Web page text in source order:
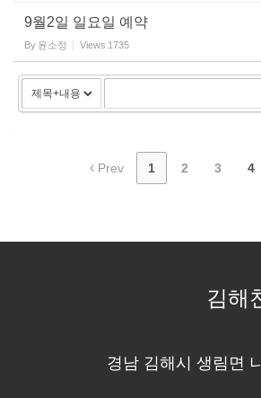
9월2일 일요일 예약
By 윤소정 Views 1735
Prev 1 2 3 4
김해
경남 김해시 생림면